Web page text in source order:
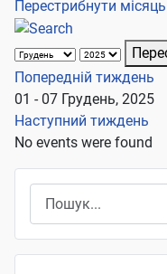
Перестрибнути місяць
Попередній тиждень
01 - 07 Грудень, 2025
Наступний тиждень
No events were found